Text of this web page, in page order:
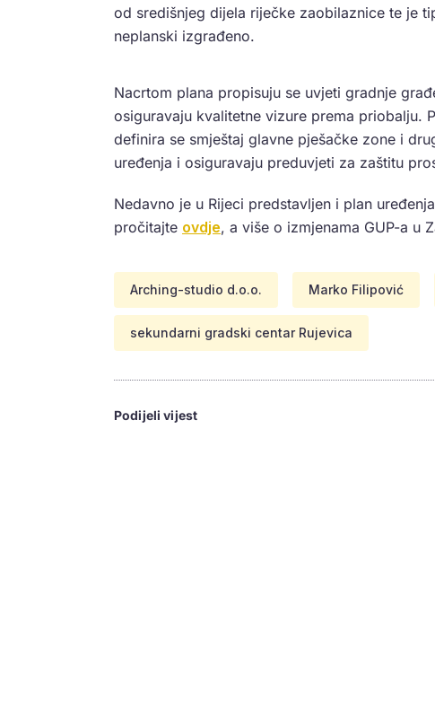
od središnjeg dijela riječke zaobilaznice te je
neplanski izgrađeno.
Nacrtom plana propisuju se uvjeti gradnje
osiguravaju kvalitetne vizure prema priobalju.
definira se smještaj glavne pješačke zone i
uređenja i osiguravaju preduvjeti za zaštitu
Nedavno je u Rijeci predstavljen i plan
pročitajte ovdje, a više o izmjenama GUP-a u
Arching-studio d.o.o. Marko Filipović
sekundarni gradski centar Rujevica
Podijeli vijest